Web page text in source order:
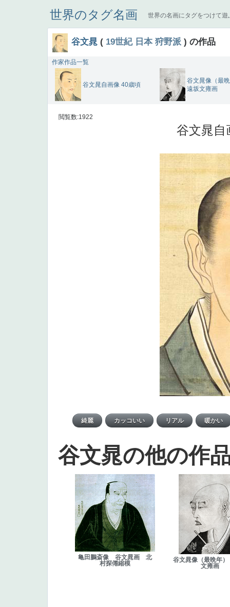
世界のタグ名画 世界の名画にタグをつけて遊
谷文晁 ( 19世紀 日本 狩野派 ) の作品
作家作品一覧
谷文晁自画像 40歳頃
谷文晁像（最
遠坂文雍画
閲覧数:1922
谷文晁
谷文晁の他の作
亀田鵬斎像 谷文晁画 北
村探僊縮模
谷文晁像（最晩年
文雍画